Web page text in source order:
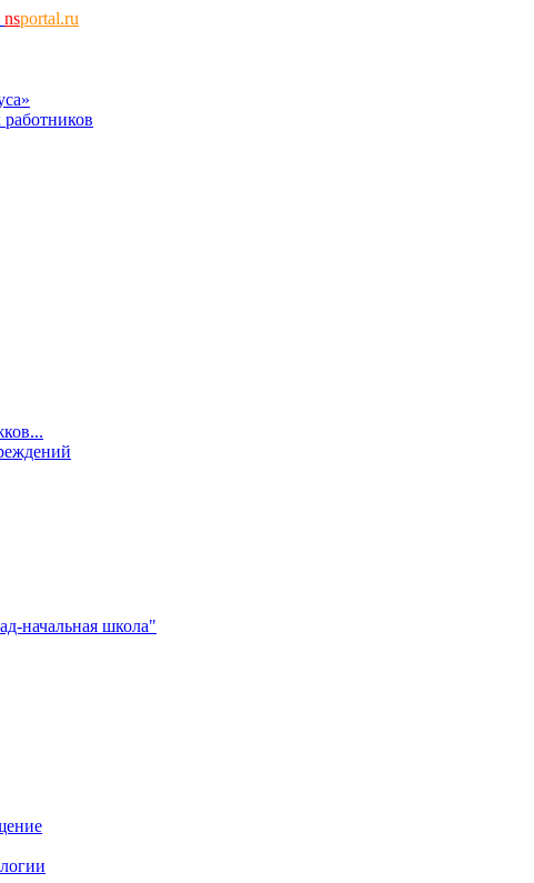
nsportal.ru
работников
начальная школа"